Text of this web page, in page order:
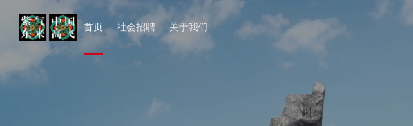
首页 社会招聘 关于我们